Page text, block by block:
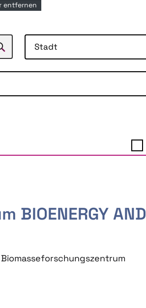
entfernen
Stadt
AND
Biomasseforschungszentrum